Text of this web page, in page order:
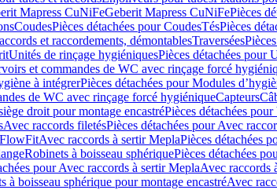
Mapress CuNiFeGeberit Mapress CuNiFePièces
CoudesPièces détachées pour CoudesTésPièces
et raccordements, démontablesTraversées
Unités de rinçage hygiéniquesPièces détachées pour
et commandes de WC avec rinçage forcé
à intégrerPièces détachées pour Modules
de WC avec rinçage forcé hygiéniqueCapteurs
droit pour montage encastréPièces détachées
Avec raccords filetésPièces détachées pour Avec
FlowFitAvec raccords à sertir MeplaPièces détachées
Robinets à boisseau sphériquePièces détachées
pour Avec raccords à sertir MeplaAvec raccords
à boisseau sphérique pour montage encastréAvec